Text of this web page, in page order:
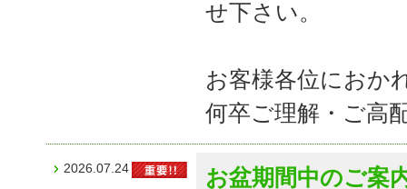
せ下さい。
お客様各位におか
何卒ご理解・ご高
2026.07.24
お盆期間中のご案